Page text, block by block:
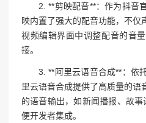
2. **剪映配音**：作为抖音
映内置了强大的配音功能，不仅
视频编辑界面中调整配音的音
接。
3. **阿里云语音合成**：依
里云语音合成提供了高质量的语
的语音输出，如新闻播报、故
便开发者集成。